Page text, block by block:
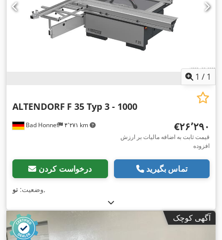
1 / 1
Bad Honnef ۴٬۲۷۱ km
ALTENDORF F 35 Typ 3 - 1000
‎€۲۶٬۲۹۰
قیمت ثابت به اضافه مالیات بر ارزش
افزوده
درخواست کردن تماس بگیرید
وضعیت: نو ,
آگهی کوچک